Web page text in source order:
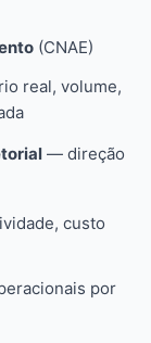
(CNAE)
real, volume,
— direção
custo
por